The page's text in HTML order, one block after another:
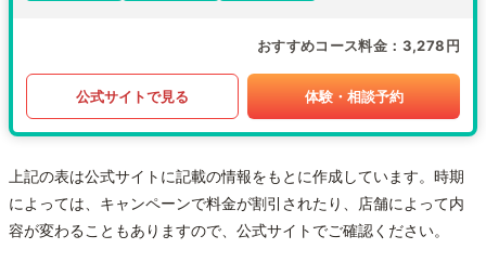
おすすめコース料金 3,278円
公式サイトで見る 体験・相談予約
上記の表は公式サイトに記載の情報をもとに作成しています。時期
によっては、キャンペーンで料金が割引されたり、店舗によって内
容が変わることもありますので、公式サイトでご確認ください。